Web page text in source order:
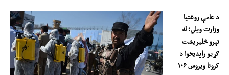
د عامې روغتیا
وزارت ویلي؛ له
تېرو څلیریشت
ګړیو راپدیخوا د
کرونا ویروس ۱۰۶